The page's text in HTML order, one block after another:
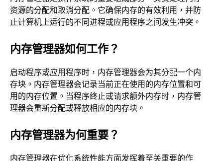
资源的分配和取消分配。它确保内存的有效利用，并防
止计算机上运行的不同进程或应用程序之间发生冲突。
内存管理器如何工作？
启动程序或应用程序时，内存管理器会为其分配一个内
存块。内存管理器会记录当前正在使用的内存位置和可
用的内存位置。当程序终止或请求额外内存时，内存管
理器会重新分配或释放相应的内存块。
内存管理器为何重要？
内存管理器在优化系统性能方面发挥着至关重要的作